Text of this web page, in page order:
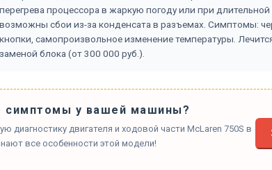
перегрева процессора в жаркую погоду или при
возможны сбои из-за конденсата в разъемах. Симптомы:
кнопки, самопроизвольное изменение температуры.
заменой блока (от 300 000 руб.).
симптомы у вашей машины?
диагностику двигателя и ходовой части McLaren 750S в
все особенности этой модели!